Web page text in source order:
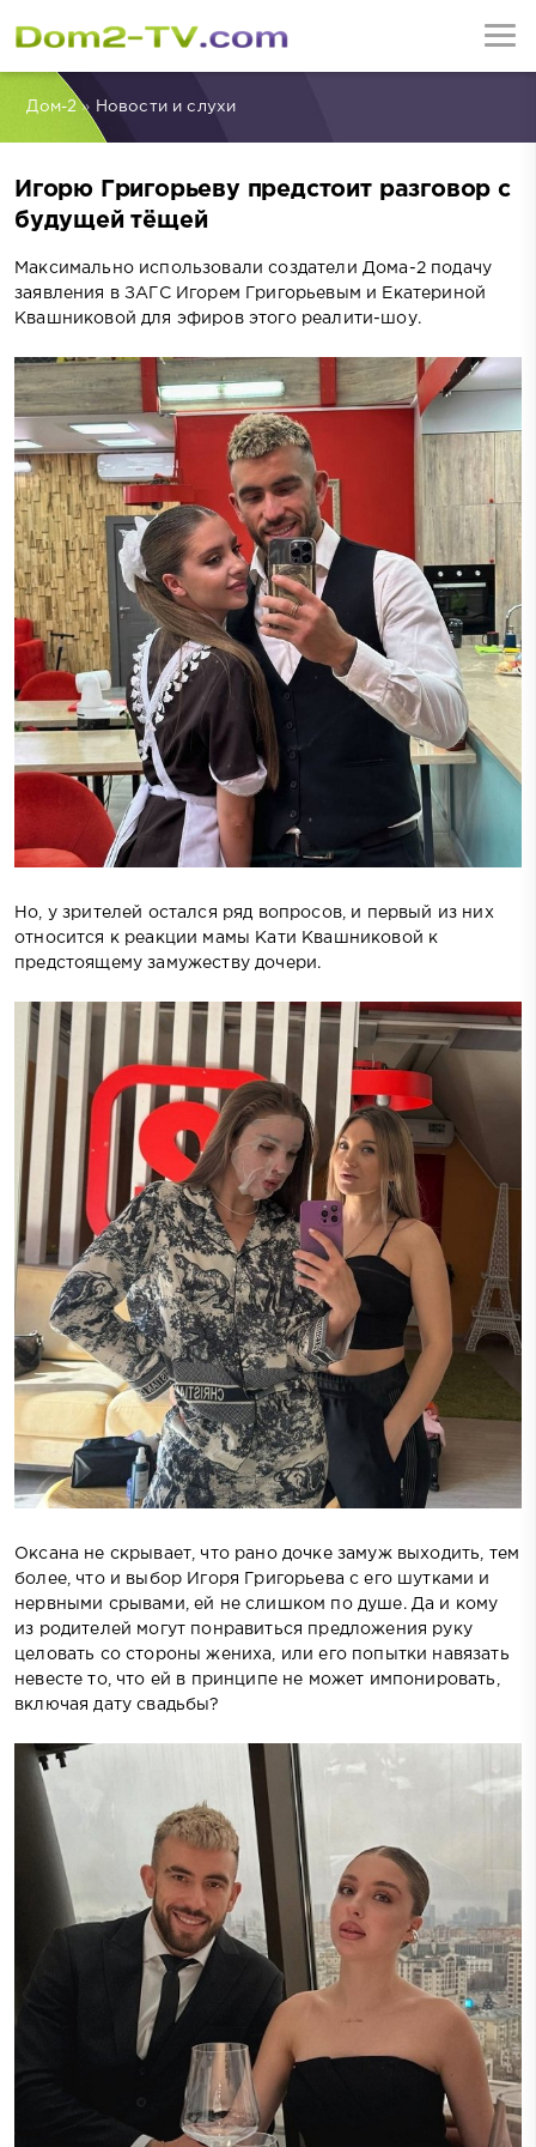
Дом-2» Новости и слухи
Игорю Григорьеву предстоит разговор с
будущей тёщей
Максимально использовали создатели Дома-2 подачу
заявления в ЗАГС Игорем Григорьевым и Екатериной
Квашниковой для эфиров этого реалити-шоу.
Но, у зрителей остался ряд вопросов, и первый из них
относится к реакции мамы Кати Квашниковой к
предстоящему замужеству дочери.
Оксана не скрывает, что рано дочке замуж выходить, тем
более, что и выбор Игоря Григорьева с его шутками и
нервными срывами, ей не слишком по душе. Да и кому
из родителей могут понравиться предложения руку
целовать со стороны жениха, или его попытки навязать
невесте то, что ей в принципе не может импонировать,
включая дату свадьбы?